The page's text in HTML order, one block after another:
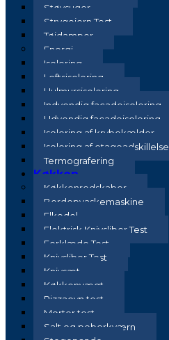
Støvsuger
Strygejern Test
Tøjdamper
Energi
Isolering
Loftsisolering
Hulmursisolering
Indvendig facadeisolering
Udvendig facadeisolering
Isolering af krybekælder
Isolering af etageadskillelse
Termografering
Køkken
Køkkenredskaber
Bordopvaskemaskine
Elkedel
Elektrisk Knivsliber Test
Forklæde Test
Knivsliber Test
Knivsæt
Køkkenvægt
Pizzaovn test
Morter test
Salt og peberkværn